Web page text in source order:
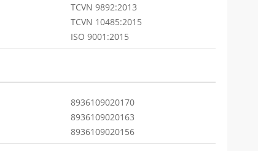
TCVN 9892:2013
TCVN 10485:2015
ISO 9001:2015
8936109020170
8936109020163
8936109020156